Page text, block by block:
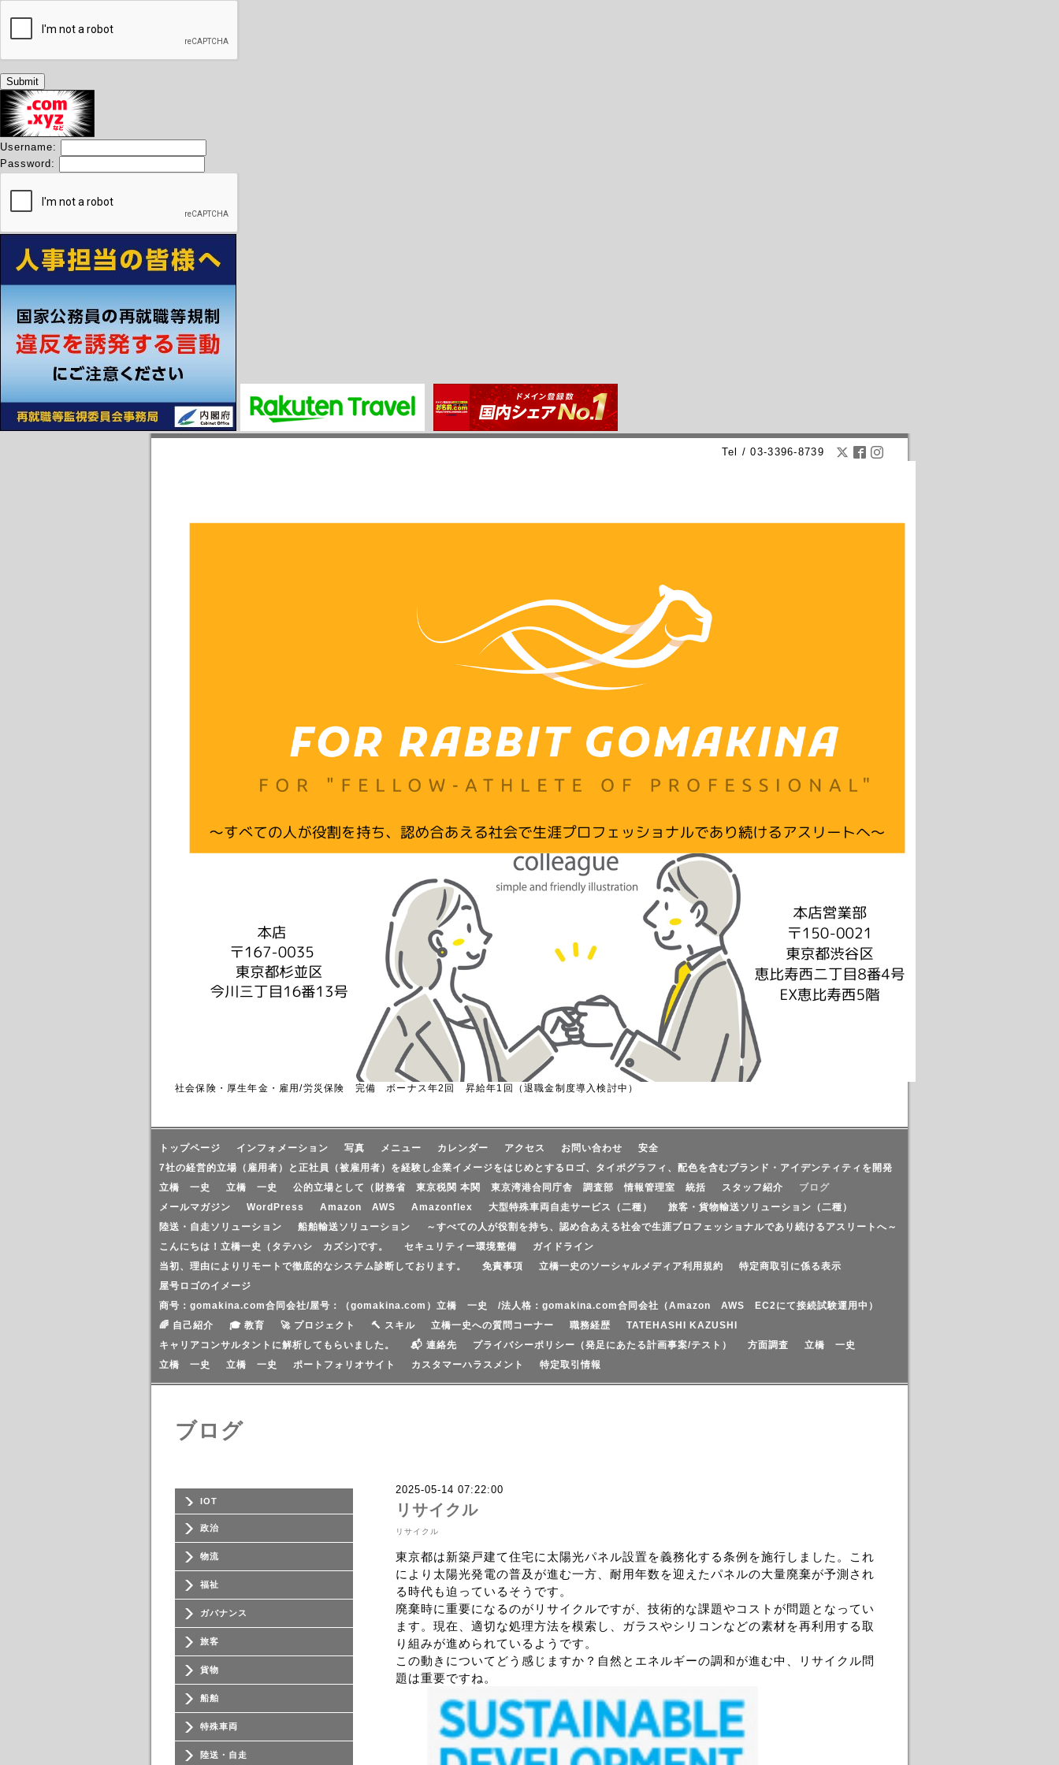
Username:
Password:
Tel / 03-3396-8739
社会保険・厚生年金・雇用/労災保険 完備 ボーナス年2回 昇給年1回（退職金制度導入検討中）
トップページ インフォメーション 写真 メニュー カレンダー アクセス お問い合わせ
安全
7社の経営的立場（雇用者）と正社員（被雇用者）を経験し企業イメージをはじめとするロゴ、タイポグラフィ、配色を含むブランド・アイデンティティを開発
立橋 一史
立橋 一史 公的立場として（財務省 東京税関 本関 東京湾港合同庁舎 調査部 情報管理室 統括 スタッフ紹介
ブログ
メールマガジン
WordPress Amazon AWS Amazonflex 大型特殊車両自走サービス（二種）
旅客・貨物輸送ソリューション（二種）
陸送・自走ソリューション
船舶輸送ソリューション
～すべての人が役割を持ち、認め合あえる社会で生涯プロフェッショナルであり続けるアスリートへ～
こんにちは！立橋一史（タテハシ カズシ)です。
セキュリティー環境整備
ガイドライン
当初、理由によりリモートで徹底的なシステム診断しております。
免責事項 立橋一史のソーシャルメディア利用規約
特定商取引に係る表示
屋号ロゴのイメージ
商号：gomakina.com合同会社/屋号：（gomakina.com）立橋 一史 /法人格：gomakina.com合同会社（Amazon AWS EC2にて接続試験運用中）
🌈 自己紹介
🎓 教育 🚀 プロジェクト 🔨 スキル 立橋一史への質問コーナー 職務経歴
TATEHASHI KAZUSHI
キャリアコンサルタントに解析してもらいました。
📬 連絡先 プライバシーポリシー（発足にあたる計画事案/テスト） 方面調査
立橋 一史
立橋 一史
立橋 一史 ポートフォリオサイト カスタマーハラスメント 特定取引情報
IOT
政治
物流
福祉
ガバナンス
旅客
貨物
船舶
特殊車両
陸送・自走
ブログ
2025-05-14 07:22:00
リサイクル
リサイクル
東京都は新築戸建て住宅に太陽光パネル設置を義務化する条例を施行しました。これ
により太陽光発電の普及が進む一方、耐用年数を迎えたパネルの大量廃棄が予測され
る時代も迫っているそうです。
廃棄時に重要になるのがリサイクルですが、技術的な課題やコストが問題となってい
ます。現在、適切な処理方法を模索し、ガラスやシリコンなどの素材を再利用する取
り組みが進められているようです。
この動きについてどう感じますか？自然とエネルギーの調和が進む中、リサイクル問
題は重要ですね。